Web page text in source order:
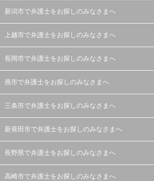
新潟市で弁護士をお探しのみなさまへ
上越市で弁護士をお探しのみなさまへ
長岡市で弁護士をお探しのみなさまへ
燕市で弁護士をお探しのみなさまへ
三条市で弁護士をお探しのみなさまへ
新発田市で弁護士をお探しのみなさまへ
長野県で弁護士をお探しのみなさまへ
高崎市で弁護士をお探しのみなさまへ